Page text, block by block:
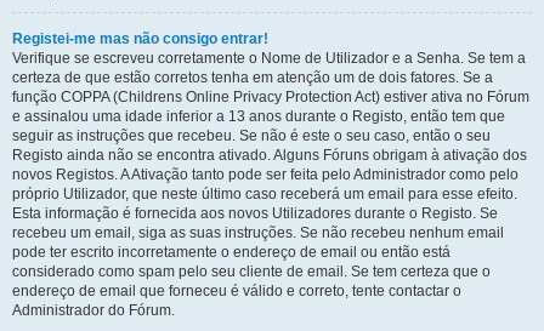
Registei-me mas não consigo entrar!
Verifique se escreveu corretamente o Nome de Utilizador e a Senha. Se tem a
certeza de que estão corretos tenha em atenção um de dois fatores. Se a
função COPPA (Childrens Online Privacy Protection Act) estiver ativa no Fórum
e assinalou uma idade inferior a 13 anos durante o Registo, então tem que
seguir as instruções que recebeu. Se não é este o seu caso, então o seu
Registo ainda não se encontra ativado. Alguns Fóruns obrigam à ativação dos
novos Registos. A Ativação tanto pode ser feita pelo Administrador como pelo
próprio Utilizador, que neste último caso receberá um email para esse efeito.
Esta informação é fornecida aos novos Utilizadores durante o Registo. Se
recebeu um email, siga as suas instruções. Se não recebeu nenhum email
pode ter escrito incorretamente o endereço de email ou então está
considerado como spam pelo seu cliente de email. Se tem certeza que o
endereço de email que forneceu é válido e correto, tente contactar o
Administrador do Fórum.